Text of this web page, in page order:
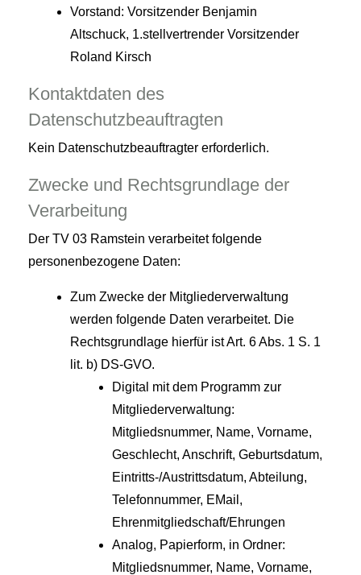
Vorstand: Vorsitzender Benjamin
Altschuck, 1.stellvertrender Vorsitzender
Roland Kirsch
Kontaktdaten des
Datenschutzbeauftragten
Kein Datenschutzbeauftragter erforderlich.
Zwecke und Rechtsgrundlage der
Verarbeitung
Der TV 03 Ramstein verarbeitet folgende
personenbezogene Daten:
Zum Zwecke der Mitgliederverwaltung
werden folgende Daten verarbeitet. Die
Rechtsgrundlage hierfür ist Art. 6 Abs. 1 S. 1
lit. b) DS-GVO.
Digital mit dem Programm zur
Mitgliederverwaltung:
Mitgliedsnummer, Name, Vorname,
Geschlecht, Anschrift, Geburtsdatum,
Eintritts-/Austrittsdatum, Abteilung,
Telefonnummer, EMail,
Ehrenmitgliedschaft/Ehrungen
Analog, Papierform, in Ordner:
Mitgliedsnummer, Name, Vorname,